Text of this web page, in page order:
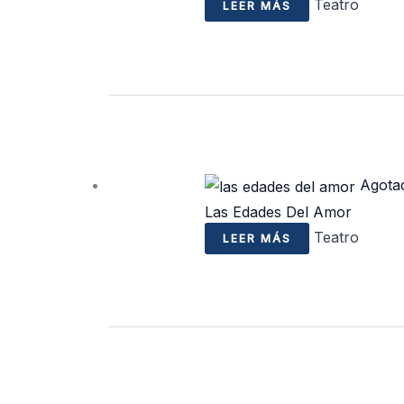
LEER MÁS Teatro
Las Edades Del Amor
LEER MÁS Teatro